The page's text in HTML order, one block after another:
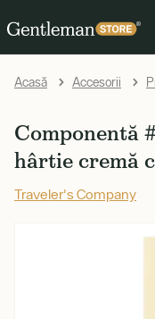
Acasă Accesorii
Componentă
hârtie cremă
Traveler's Company